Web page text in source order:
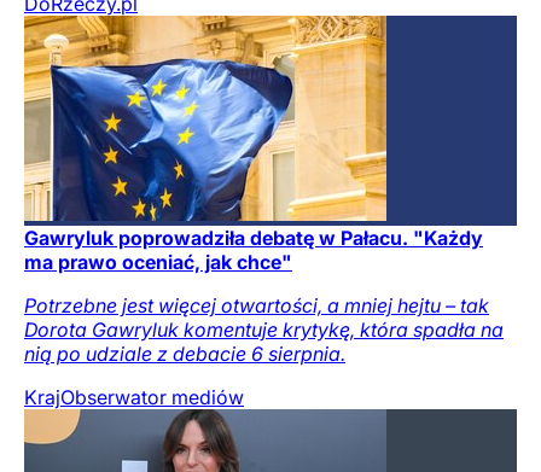
Gawryluk poprowadziła debatę w Pałacu. "Każdy
ma prawo oceniać, jak chce"
Potrzebne jest więcej otwartości, a mniej hejtu – tak
Dorota Gawryluk komentuje krytykę, która spadła na
nią po udziale z debacie 6 sierpnia.
KrajObserwator mediów